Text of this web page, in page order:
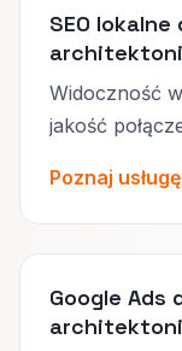
SEO
Widoczność
jakość
Poznaj usługę
Google Ads